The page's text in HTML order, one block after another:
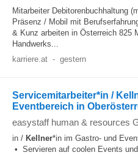
Mitarbeiter Debitorenbuchhaltung
Präsenz / Mobil mit
& Kunz arbeiten in Österreich 825
Handwerks...
karriere.at - gestern
Servicemitarbeiter*in /
Eventbereich in
easystaff human & resources
in / Kellner*in im Gastro- und
• Servieren auf coolen Events